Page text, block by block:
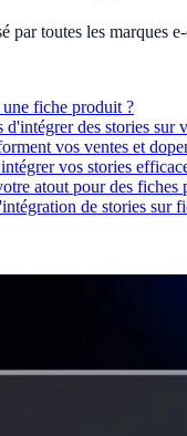
par toutes les marques
fiche produit ?
d'intégrer des stories sur
vos ventes et
vos stories
atout pour des fiches
de stories sur